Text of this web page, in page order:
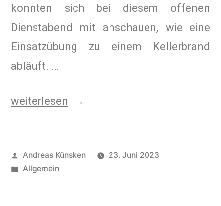
konnten sich bei diesem offenen
Dienstabend mit anschauen, wie eine
Einsatzübung zu einem Kellerbrand
abläuft. …
weiterlesen
Andreas Künsken
23. Juni 2023
Allgemein